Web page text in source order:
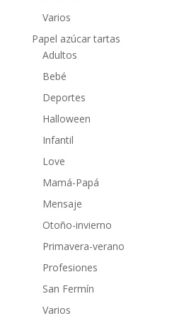
Varios
Papel azúcar tartas
Adultos
Bebé
Deportes
Halloween
Infantil
Love
Mamá-Papá
Mensaje
Otoño-invierno
Primavera-verano
Profesiones
San Fermín
Varios